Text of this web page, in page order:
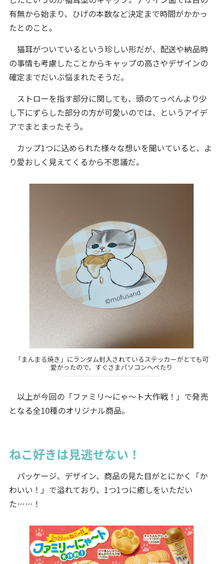
有無から始まり、ひげの本数など決定まで時間がかかっ
たとのこと。
猫耳がついているという珍しい形だが、配送や納品時
の事情も考慮したことからキャップの高さやデザインの
確定までだいぶ悩まれたそうだ。
ストローを指す部分に関しても、頭のてっぺんより少
し下にずらした部分の方が可愛いのでは、というアイデ
アでまとまったそう。
カップ1つに込められた様々な想いを聞いていると、よ
り愛おしく見えてくるから不思議だ。
「まんまる焼き」にランダム封入されているステッカーがとても可
愛かったので、すぐさまパソコンへぺたり
以上が今回の「ファミリ～にゃ～ト大作戦！」で発売
となる全10種のオリジナル商品。
ねこ好きは見逃せない！
パッケージ、デザイン、商品の見た目がとにかく「か
わいい！」で溢れており、1つ1つに癒しをいただい
た……！